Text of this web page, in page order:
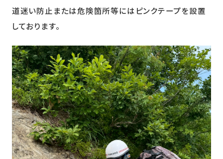
道迷い防止または危険箇所等にはピンクテープを設置
しております。